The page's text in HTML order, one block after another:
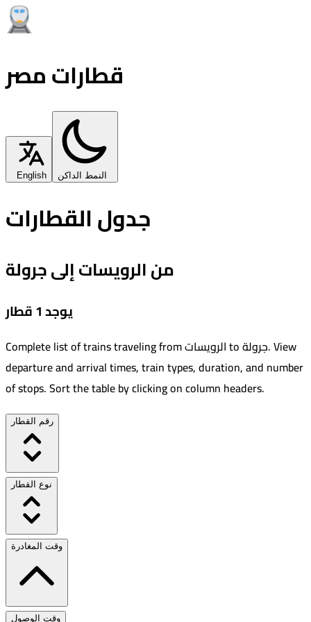
قطارات مصر
English النمط الداكن
جدول القطارات
من الرويسات إلى جرولة
يوجد 1 قطار
Complete list of trains traveling fromالرويساتtoجرولة.View
departure and arrival times, train types, duration, and number
of stops. Sort the table by clicking on column headers.
رقم القطار
نوع القطار
وقت المغادرة
وقت الوصول